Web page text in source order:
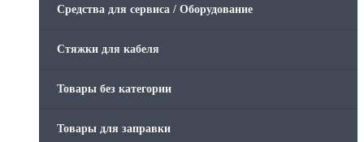
Средства для сервиса / Оборудование
Стяжки для кабеля
Товары без категории
Товары для заправки